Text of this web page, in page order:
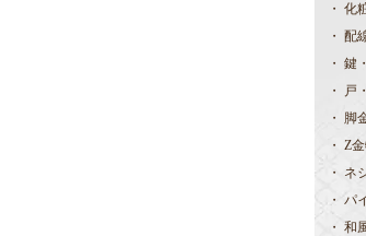
・ 化
・ 配
・ 鍵
・ 戸
・ 脚
・ Z
・ ネ
・ パ
・ 和